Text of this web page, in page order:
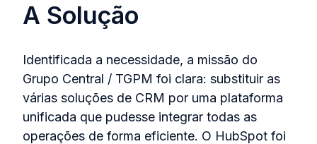
A Solução
Identificada a necessidade, a missão do
Grupo Central / TGPM foi clara: substituir as
várias soluções de CRM por uma plataforma
unificada que pudesse integrar todas as
operações de forma eficiente. O HubSpot foi